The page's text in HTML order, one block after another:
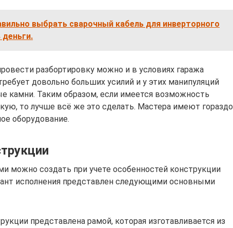
выбрать сварочный кабель для инверторного
деньги.
разбортировку можно и в условиях гаража
довольно больших усилий и у этих манипуляций
камни. Таким образом, если имеется возможность
то лучше всё же это сделать. Мастера имеют гораздо
оборудование.
можно создать при учете особенностей конструкции
исполнения представлен следующими основными
представлена рамой, которая изготавливается из